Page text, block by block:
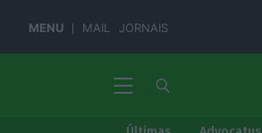
MENU MAIL JORNAIS